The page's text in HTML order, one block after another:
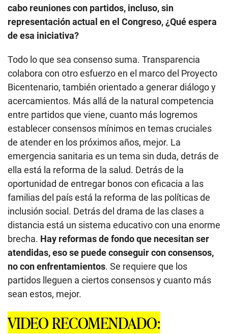
cabo reuniones con partidos, incluso, sin
representación actual en el Congreso, ¿Qué espera
de esa iniciativa?
Todo lo que sea consenso suma. Transparencia
colabora con otro esfuerzo en el marco del Proyecto
Bicentenario, también orientado a generar diálogo y
acercamientos. Más allá de la natural competencia
entre partidos que viene, cuanto más logremos
establecer consensos mínimos en temas cruciales
de atender en los próximos años, mejor. La
emergencia sanitaria es un tema sin duda, detrás de
ella está la reforma de la salud. Detrás de la
oportunidad de entregar bonos con eficacia a las
familias del país está la reforma de las políticas de
inclusión social. Detrás del drama de las clases a
distancia está un sistema educativo con una enorme
brecha. Hay reformas de fondo que necesitan ser
atendidas, eso se puede conseguir con consensos,
no con enfrentamientos. Se requiere que los
partidos lleguen a ciertos consensos y cuanto más
sean estos, mejor.
VIDEO RECOMENDADO: